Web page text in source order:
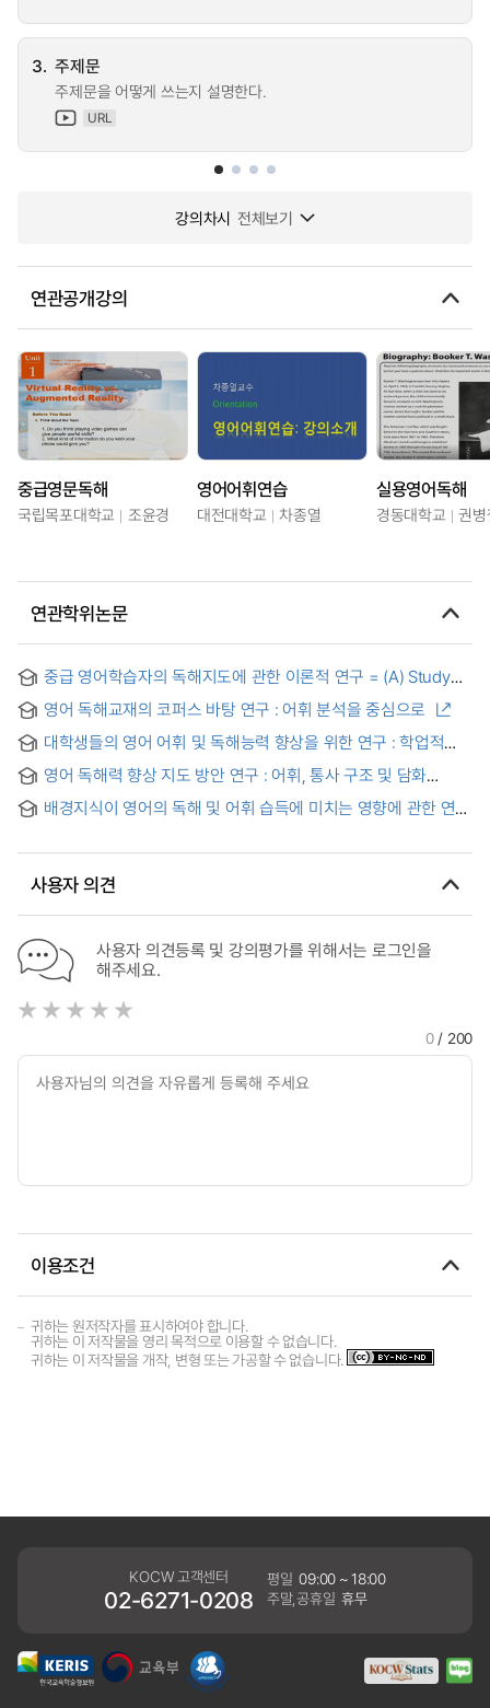
3. 주제문
주제문을 어떻게 쓰는지 설명한다.
URL
강의차시 전체보기
연관공개강의
중급영문독해
국립목포대학교 조윤경
영어어휘연습
대전대학교 차종열
실용영어독해
경동대학교 권
연관학위논문
중급 영어학습자의 독해지도에 관한 이론적 연구 = (A) Study
Students at the Intermediate Level
영어 독해교재의 코퍼스 바탕 연구 : 어휘 분석을 중심으로
대학생들의 영어 어휘 및 독해능력 향상을 위한 연구 : 학업적
Improving Vocabulary & Reading Proficiency for College
Students : Focusing on Academic Self-Efficacy
영어 독해력 향상 지도 방안 연구 : 어휘, 통사 구조 및 담화
the improvement of English reading comprehension :
배경지식이 영어의 독해 및 어휘 습득에 미치는 영향에 관한 연구
사용자 의견
사용자 의견등록 및 강의평가를 위해서는 로그인을
해주세요.
0/ 200
이용조건
귀하는 원저작자를 표시하여야 합니다.
귀하는 이 저작물을 영리 목적으로 이용할 수 없습니다.
귀하는 이 저작물을 개작, 변형 또는 가공할 수 없습니다.
KOCW 고객센터
02-6271-0208
평일 09:00 ~ 18:00
주말,공휴일 휴무